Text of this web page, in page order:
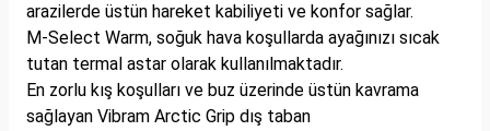
arazilerde üstün hareket kabiliyeti ve konfor sağlar.
M-Select Warm, soğuk hava koşullarda ayağınızı sıcak
tutan termal astar olarak kullanılmaktadır.
En zorlu kış koşulları ve buz üzerinde üstün kavrama
sağlayan Vibram Arctic Grip dış taban